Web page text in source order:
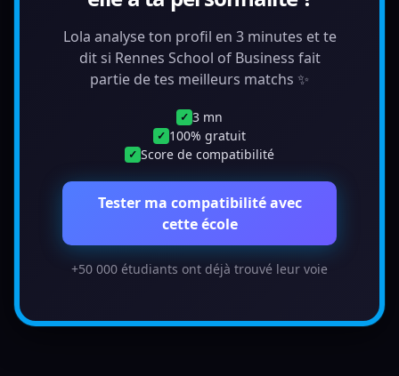
Lola analyse ton profil en 3 minutes et te
dit si Rennes School of Business fait
partie de tes meilleurs matchs ✨
✓ 3 mn
✓ 100% gratuit
✓ Score de compatibilité
Tester ma compatibilité avec
cette école
+50 000 étudiants ont déjà trouvé leur voie